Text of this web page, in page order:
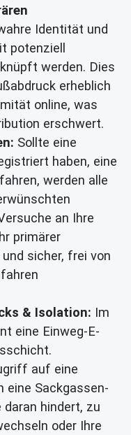
Identität und
potenziell
werden. Dies
erheblich
online, was
erschwert.
Sollte eine
haben, eine
werden alle
an Ihre
primärer
sicher, frei von
& Isolation: Im
eine Einweg-E-
auf eine
eine Sackgassen-
daran hindert, zu
oder Ihre